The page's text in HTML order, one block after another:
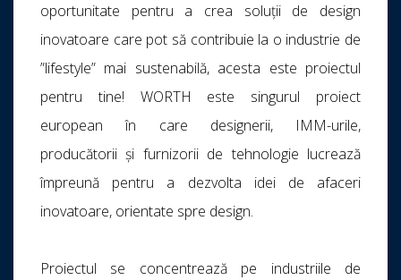
oportunitate pentru a crea soluții de design
inovatoare care pot să contribuie la o industrie de
”lifestyle” mai sustenabilă, acesta este proiectul
pentru tine! WORTH este singurul proiect
european în care designerii, IMM-urile,
producătorii și furnizorii de tehnologie lucrează
împreună pentru a dezvolta idei de afaceri
inovatoare, orientate spre design.
Proiectul se concentrează pe industriile de